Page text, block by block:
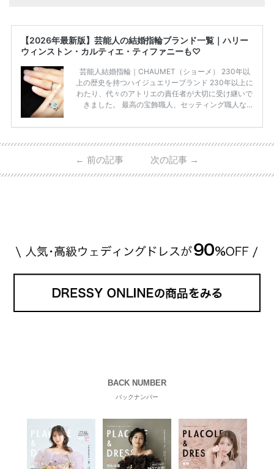
【2026年最新版】芸能人の結婚指輪ブランド一覧｜ハリー
ウィンストン・カルティエ・ティファニーも♡
芸能人結婚指輪｜CHAUMET（ショーメ） 230年以
上の歴史を持つハイジュエリーブランド 230年以上に
わたり、代々のアトリエの責任者が大切に受け継いで
きました。 最高の宝飾職人、セッティング職人な
高品質の宝石を扱っています。 至高のデザインと品
ん・魔裟斗さんの婚約指輪 魔裟斗さんが矢沢さんに
贈られた指輪は1カラットのものです。 ショーメの価
← 前の記事 次の記事 →
BACK NUMBER
バックナンバー